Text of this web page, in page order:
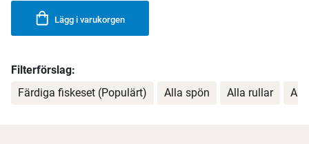
Lägg i varukorgen
Filterförslag:
Färdiga fiskeset (Populärt)
Alla spön Alla rullar